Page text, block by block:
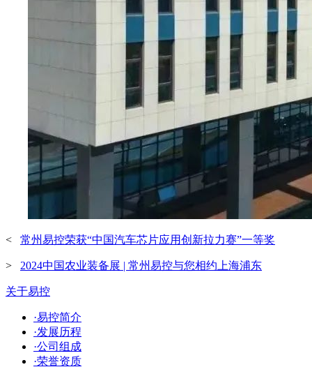
< 常州易控荣获“中国汽车芯片应用创新拉力赛”一等奖
> 2024中国农业装备展 | 常州易控与您相约上海浦东
关于易控
·易控简介
·发展历程
·公司组成
·荣誉资质